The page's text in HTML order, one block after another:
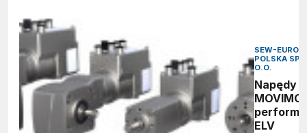
SEW-
POLSKA SP.
O.O.
Napędy
ELV